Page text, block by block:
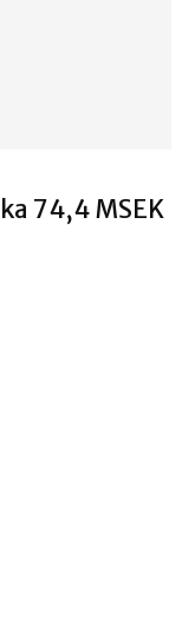
74,4 MSEK